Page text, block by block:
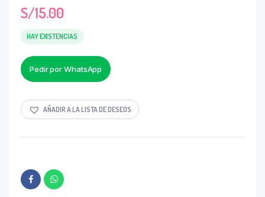
S/15.00
HAY EXISTENCIAS
Pedir por WhatsApp
AÑADIR A LA LISTA DE DESEOS